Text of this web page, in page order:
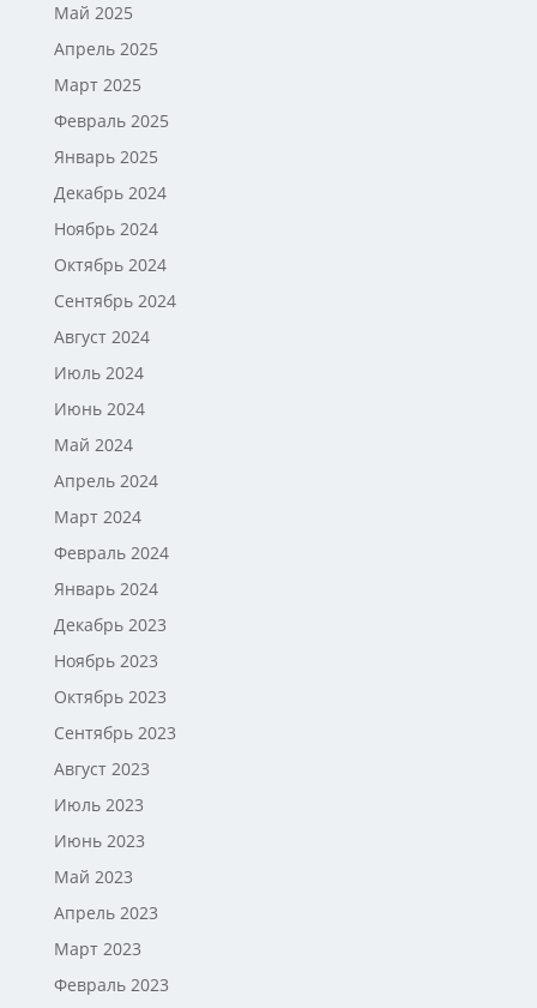
Май 2025
Апрель 2025
Март 2025
Февраль 2025
Январь 2025
Декабрь 2024
Ноябрь 2024
Октябрь 2024
Сентябрь 2024
Август 2024
Июль 2024
Июнь 2024
Май 2024
Апрель 2024
Март 2024
Февраль 2024
Январь 2024
Декабрь 2023
Ноябрь 2023
Октябрь 2023
Сентябрь 2023
Август 2023
Июль 2023
Июнь 2023
Май 2023
Апрель 2023
Март 2023
Февраль 2023